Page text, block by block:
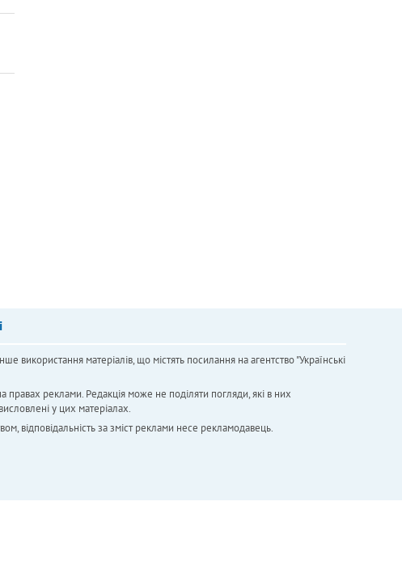
використання матеріалів, що містять посилання на агентство "Українськi
реклами. Редакція може не поділяти погляди, які в них
у цих матеріалах.
відповідальність за зміст реклами несе рекламодавець.